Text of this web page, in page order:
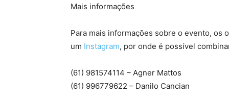
Mais informações
Para mais informações sobre o evento, os
um Instagram, por onde é possível
(61) 981574114 – Agner Mattos
(61) 996779622 – Danilo Cancian